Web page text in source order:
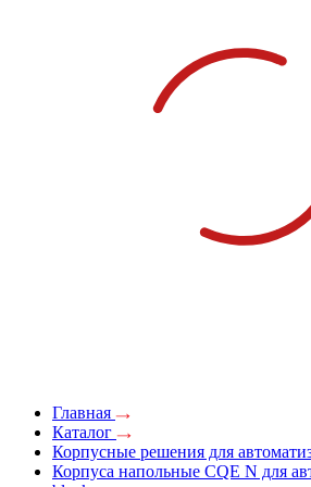
Главная
Каталог
Корпусные решения для
Корпуса напольные CQE N для